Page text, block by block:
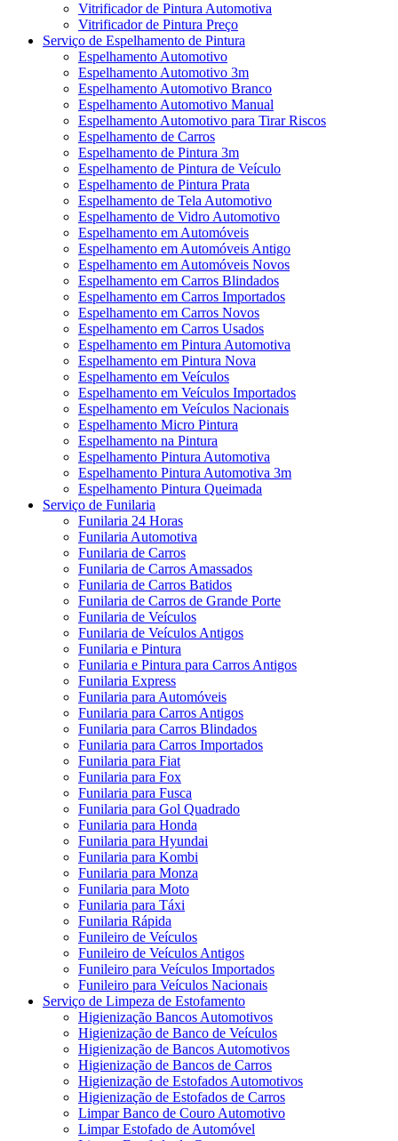
Vitrificador de Pintura Automotiva
Vitrificador de Pintura Preço
Serviço de Espelhamento de Pintura
Espelhamento Automotivo
Espelhamento Automotivo 3m
Espelhamento Automotivo Branco
Espelhamento Automotivo Manual
Espelhamento Automotivo para Tirar Riscos
Espelhamento de Carros
Espelhamento de Pintura 3m
Espelhamento de Pintura de Veículo
Espelhamento de Pintura Prata
Espelhamento de Tela Automotivo
Espelhamento de Vidro Automotivo
Espelhamento em Automóveis
Espelhamento em Automóveis Antigo
Espelhamento em Automóveis Novos
Espelhamento em Carros Blindados
Espelhamento em Carros Importados
Espelhamento em Carros Novos
Espelhamento em Carros Usados
Espelhamento em Pintura Automotiva
Espelhamento em Pintura Nova
Espelhamento em Veículos
Espelhamento em Veículos Importados
Espelhamento em Veículos Nacionais
Espelhamento Micro Pintura
Espelhamento na Pintura
Espelhamento Pintura Automotiva
Espelhamento Pintura Automotiva 3m
Espelhamento Pintura Queimada
Serviço de Funilaria
Funilaria 24 Horas
Funilaria Automotiva
Funilaria de Carros
Funilaria de Carros Amassados
Funilaria de Carros Batidos
Funilaria de Carros de Grande Porte
Funilaria de Veículos
Funilaria de Veículos Antigos
Funilaria e Pintura
Funilaria e Pintura para Carros Antigos
Funilaria Express
Funilaria para Automóveis
Funilaria para Carros Antigos
Funilaria para Carros Blindados
Funilaria para Carros Importados
Funilaria para Fiat
Funilaria para Fox
Funilaria para Fusca
Funilaria para Gol Quadrado
Funilaria para Honda
Funilaria para Hyundai
Funilaria para Kombi
Funilaria para Monza
Funilaria para Moto
Funilaria para Táxi
Funilaria Rápida
Funileiro de Veículos
Funileiro de Veículos Antigos
Funileiro para Veículos Importados
Funileiro para Veículos Nacionais
Serviço de Limpeza de Estofamento
Higienização Bancos Automotivos
Higienização de Banco de Veículos
Higienização de Bancos Automotivos
Higienização de Bancos de Carros
Higienização de Estofados Automotivos
Higienização de Estofados de Carros
Limpar Banco de Couro Automotivo
Limpar Estofado de Automóvel